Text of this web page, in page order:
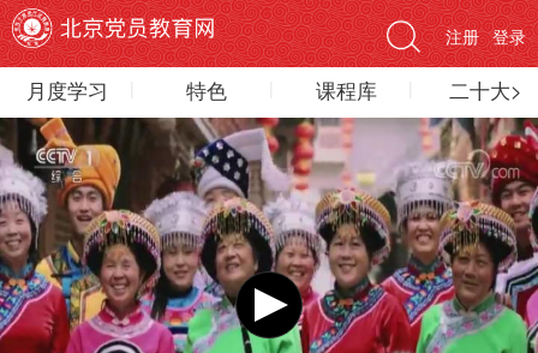
登录
注册
月度学习 特色 课程库 二十大>